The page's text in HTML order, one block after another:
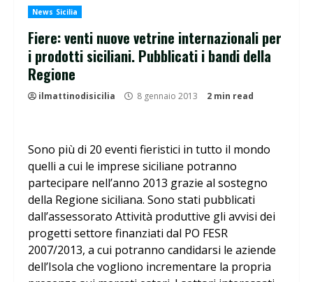
News Sicilia
Fiere: venti nuove vetrine internazionali per
i prodotti siciliani. Pubblicati i bandi della
Regione
ilmattinodisicilia 8 gennaio 2013 2 min read
Sono più di 20 eventi fieristici in tutto il mondo
quelli a cui le imprese siciliane potranno
partecipare nell’anno 2013 grazie al sostegno
della Regione siciliana. Sono stati pubblicati
dall’assessorato Attività produttive gli avvisi dei
progetti settore finanziati dal PO FESR
2007/2013, a cui potranno candidarsi le aziende
dell’Isola che vogliono incrementare la propria